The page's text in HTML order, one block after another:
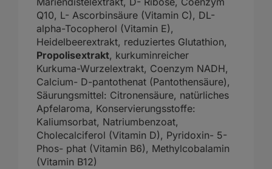
Q10, L- Ascorbinsäure (Vitamin C), DL-
alpha-Tocopherol (Vitamin E),
Heidelbeerextrakt, reduziertes Glutathion,
Propolisextrakt, kurkuminreicher
Kurkuma-Wurzelextrakt, Coenzym NADH,
Calcium- D-pantothenat (Pantothensäure),
Säurungsmittel: Citronensäure, natürliches
Apfelaroma, Konservierungsstoffe:
Kaliumsorbat, Natriumbenzoat,
Cholecalciferol (Vitamin D), Pyridoxin- 5-
Phos- phat (Vitamin B6), Methylcobalamin
(Vitamin B12)